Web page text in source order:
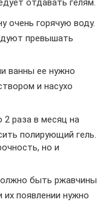
отдавать гелям.
очень горячую воду.
превышать
ванны ее нужно
и насухо
раза в месяц на
полирующий гель.
но и
быть ржавчины
их появлении нужно